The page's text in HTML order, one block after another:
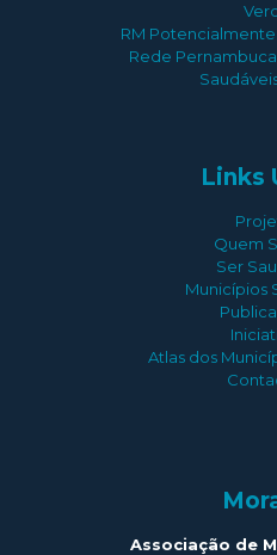
RM Potencialmente
Rede
Links
Quem
Ser
Municípios
Atlas dos
Associação de